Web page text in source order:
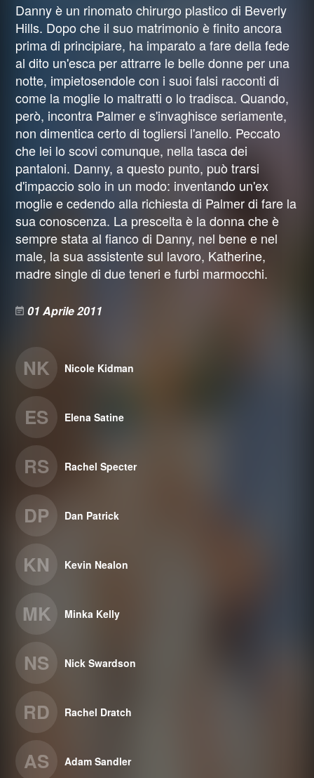
Danny è un rinomato chirurgo plastico di Beverly
Hills. Dopo che il suo matrimonio è finito ancora
prima di principiare, ha imparato a fare della fede
al dito un'esca per attrarre le belle donne per una
notte, impietosendole con i suoi falsi racconti di
come la moglie lo maltratti o lo tradisca. Quando,
però, incontra Palmer e s'invaghisce seriamente,
non dimentica certo di togliersi l'anello. Peccato
che lei lo scovi comunque, nella tasca dei
pantaloni. Danny, a questo punto, può trarsi
d'impaccio solo in un modo: inventando un'ex
moglie e cedendo alla richiesta di Palmer di fare la
sua conoscenza. La prescelta è la donna che è
sempre stata al fianco di Danny, nel bene e nel
male, la sua assistente sul lavoro, Katherine,
madre single di due teneri e furbi marmocchi.
01 Aprile 2011
NK Nicole Kidman
ES Elena Satine
RS Rachel Specter
DP Dan Patrick
KN Kevin Nealon
MK Minka Kelly
NS Nick Swardson
RD Rachel Dratch
AS Adam Sandler